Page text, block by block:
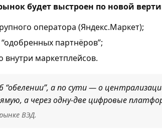
будет выстроен по новой
оператора (Яндекс.Маркет);
партнёров”;
внутри маркетплейсов.
“обелении”, а по сути — о
а через одну-две цифровые
ВЭД.